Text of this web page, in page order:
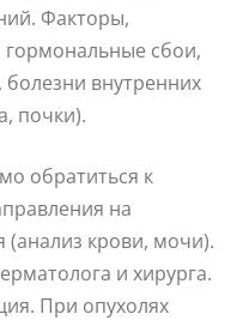
Факторы,
сбои,
внутренних
почки).
обратиться к
на
(анализ крови, мочи).
и хирурга.
При опухолях